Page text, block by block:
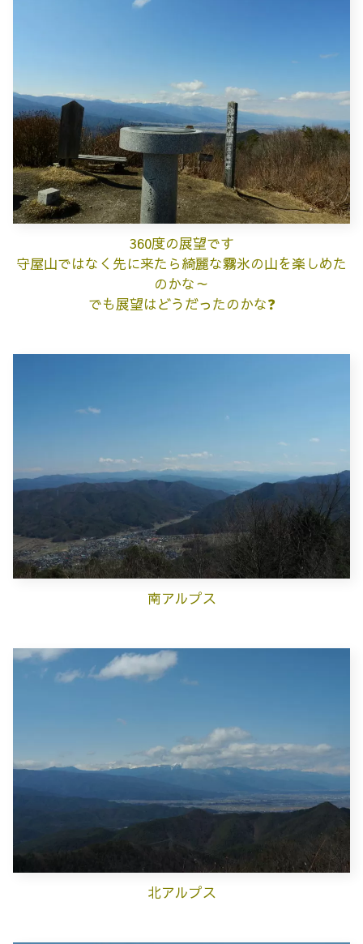
360度の展望です
守屋山ではなく先に来たら綺麗な霧氷の山を楽しめた
のかな～
でも展望はどうだったのかな❓
南アルプス
北アルプス